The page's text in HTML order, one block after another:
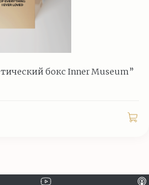
бокс Inner Museum”